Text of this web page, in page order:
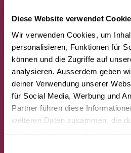
Diese Website verwendet
Wir verwenden Cookies, um
personalisieren, Funktionen für
können und die Zugriffe auf
analysieren. Ausserdem geben
deiner Verwendung unserer
für Social Media, Werbung und
Partner führen diese
weiteren Daten zusammen, die